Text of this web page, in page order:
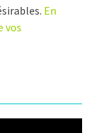
En
vos